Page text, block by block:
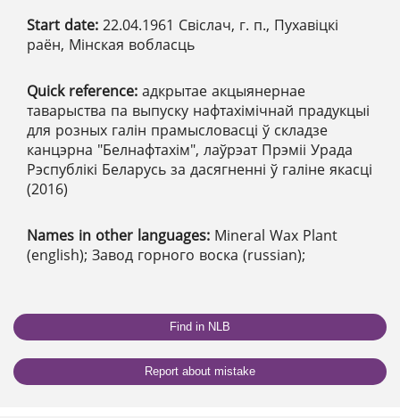
Start date: 22.04.1961 Свіслач, г. п., Пухавіцкі
раён, Мінская вобласць
Quick reference: адкрытае акцыянернае
таварыства па выпуску нафтахімічнай прадукцыі
для розных галін прамысловасці ў складзе
канцэрна "Белнафтахім", лаўрэат Прэміі Урада
Рэспублікі Беларусь за дасягненні ў галіне якасці
(2016)
Names in other languages: Mineral Wax Plant
(english); Завод горного воска (russian);
Find in NLB
Report about mistake